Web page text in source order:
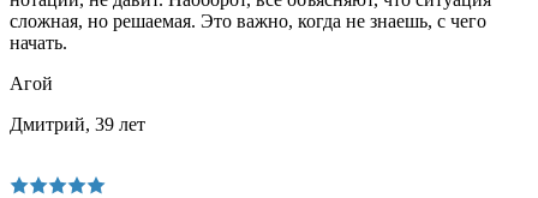
сложная, но решаемая. Это важно, когда не знаешь, с чего
начать.
Агой
Дмитрий, 39 лет